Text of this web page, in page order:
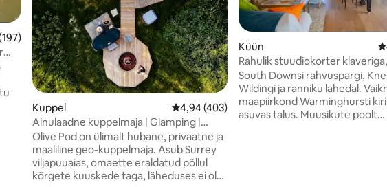
hinnang 4,93/5, 197 hinnangut
Kuppel Keskmine hinnang 4,94/5, 403 hinnangut
4,94 (403)
Ainulaadne kuppelmaja | Glamping |
Mullivann | Surrey | Täiskasvanud
Olive Pod on ülimalt hubane, privaatne ja
maaliline geo-kuppelmaja. Asub Surrey
viljapuuaias, omaette eraldatud põllul
kõrgete kuuskede taga, läheduses ei ole
Küün
Rahulik stuudiokorter
Shed
South Downsi rahvuspargi,
Wildingi ja ranniku lähedal.
maapiirkond Warminghursti
asuvas talus. Muusikute poolt